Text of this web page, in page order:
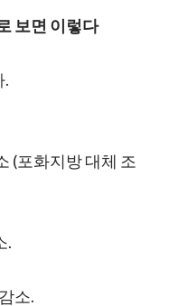
보면 이렇다
.
(포화지방 대체 조
.
소.